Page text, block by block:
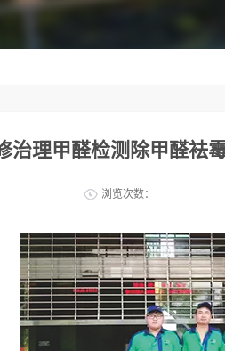
治理甲醛检测除甲醛袪
浏览次数：